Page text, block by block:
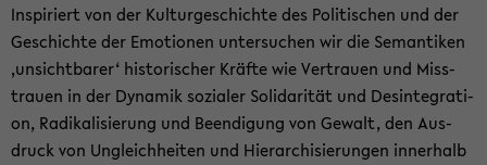
In­spi­riert von der Kul­tur­ge­schich­te des Po­li­ti­schen und der
Ge­schich­te der Emo­tio­nen un­ter­su­chen wir die Se­man­ti­ken
‚un­sicht­ba­rer‘ his­to­ri­scher Kräf­te wie Ver­trau­en und Miss­
trau­en in der Dy­na­mik so­zia­ler So­li­da­ri­tät und Des­in­te­gra­ti­
on, Ra­di­ka­li­sie­rung und Be­en­di­gung von Ge­walt, den Aus­
druck von Un­gleich­hei­ten und Hier­ar­chi­sie­run­gen in­ner­halb